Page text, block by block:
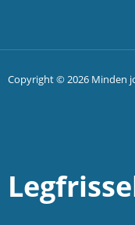
Copyright © 2026 Minden